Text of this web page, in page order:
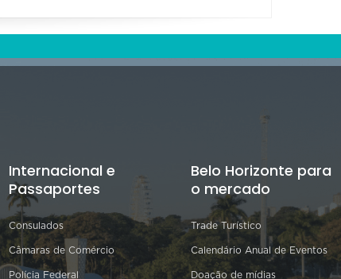
Internacional e
Passaportes
Consulados
Câmaras de Comércio
Polícia Federal
Belo Horizonte para
o mercado
Trade Turístico
Calendário Anual de Eventos
Doação de mídias